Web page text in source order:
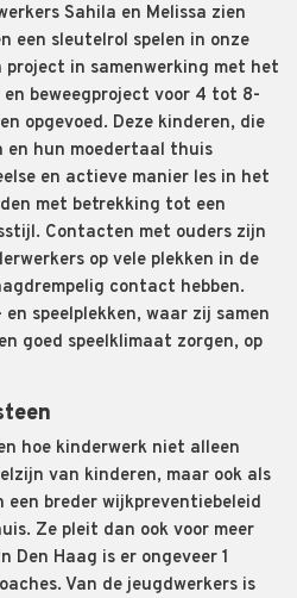
Sahila en Melissa zien
een sleutelrol spelen in onze
in samenwerking met het
beweegproject voor 4 tot 8-
opgevoed. Deze kinderen, die
en hun moedertaal thuis
en actieve manier les in het
met betrekking tot een
Contacten met ouders zijn
op vele plekken in de
contact hebben.
speelplekken, waar zij samen
goed speelklimaat zorgen, op
hoe kinderwerk niet alleen
van kinderen, maar ook als
breder wijkpreventiebeleid
Ze pleit dan ook voor meer
Haag is er ongeveer 1
Van de jeugdwerkers is